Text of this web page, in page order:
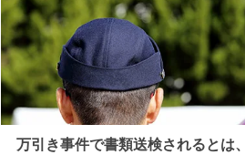
万引き事件で書類送検されるとは